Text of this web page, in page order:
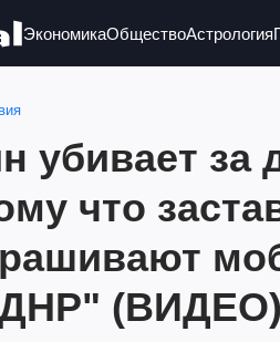
ЭкономикаОбществоАстрология
убивает за
что
(ВИДЕО)